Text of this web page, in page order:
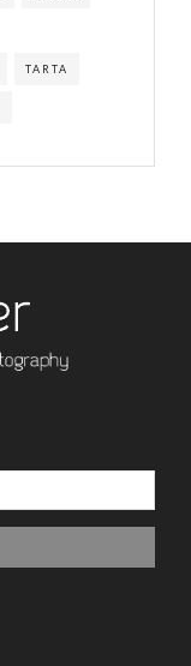
TARTA